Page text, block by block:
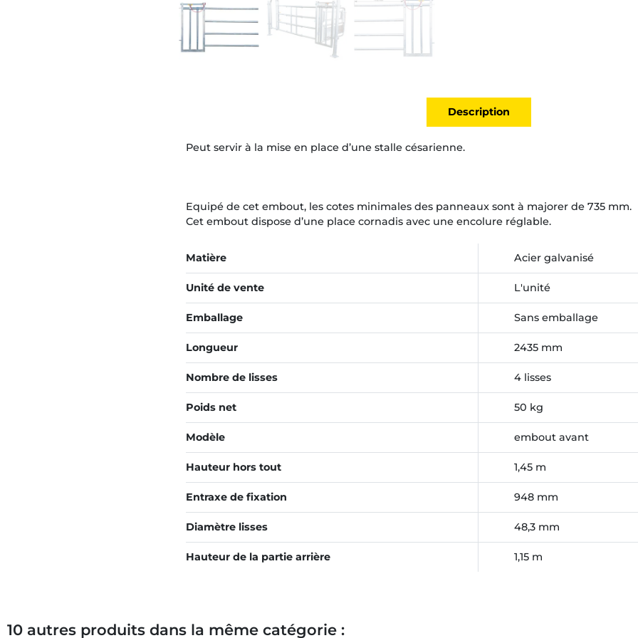
Description
Peut servir à la mise en place d’une stalle césarienne.
Equipé de cet embout, les cotes minimales des panneaux sont à majorer de 735 mm.
Cet embout dispose d’une place cornadis avec une encolure réglable.
Matière Acier galvanisé
Unité de vente L'unité
Emballage Sans emballage
Longueur 2435 mm
Nombre de lisses 4 lisses
Poids net 50 kg
Modèle embout avant
Hauteur hors tout 1,45 m
Entraxe de fixation 948 mm
Diamètre lisses 48,3 mm
Hauteur de la partie arrière 1,15 m
10 autres produits dans la même catégorie :